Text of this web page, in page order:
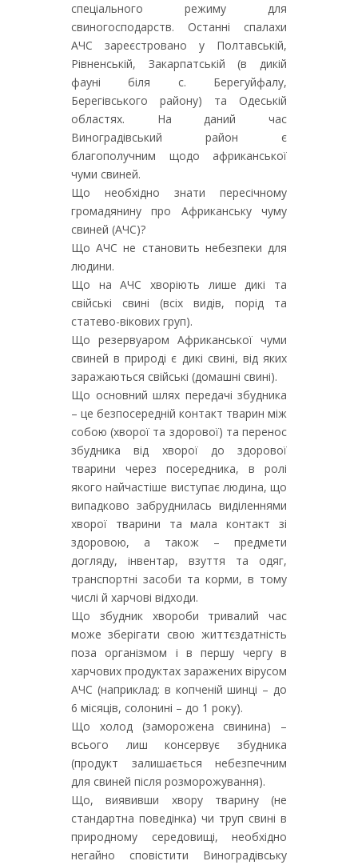
спеціального режиму для
свиногосподарств. Останні спалахи
АЧС зареєстровано у Полтавській,
Рівненській, Закарпатській (в дикій
фауні біля с. Берегуйфалу,
Берегівського району) та Одеській
областях. На даний час
Виноградівський район є
благополучним щодо африканської
чуми свиней.
Що необхідно знати пересічному
громадянину про Африканську чуму
свиней (АЧС)?
Що АЧС не становить небезпеки для
людини.
Що на АЧС хворіють лише дикі та
свійські свині (всіх видів, порід та
статево-вікових груп).
Що резервуаром Африканської чуми
свиней в природі є дикі свині, від яких
заражаються свійські (домашні свині).
Що основний шлях передачі збудника
– це безпосередній контакт тварин між
собою (хворої та здорової) та перенос
збудника від хворої до здорової
тварини через посередника, в ролі
якого найчастіше виступає людина, що
випадково забруднилась виділеннями
хворої тварини та мала контакт зі
здоровою, а також – предмети
догляду, інвентар, взуття та одяг,
транспортні засоби та корми, в тому
числі й харчові відходи.
Що збудник хвороби тривалий час
може зберігати свою життєздатність
поза організмом і в першу чергу в
харчових продуктах заражених вірусом
АЧС (наприклад: в копченій шинці – до
6 місяців, солонині – до 1 року).
Що холод (заморожена свинина) –
всього лиш консервує збудника
(продукт залишається небезпечним
для свиней після розморожування).
Що, виявивши хвору тварину (не
стандартна поведінка) чи труп свині в
природному середовищі, необхідно
негайно сповістити Виноградівську